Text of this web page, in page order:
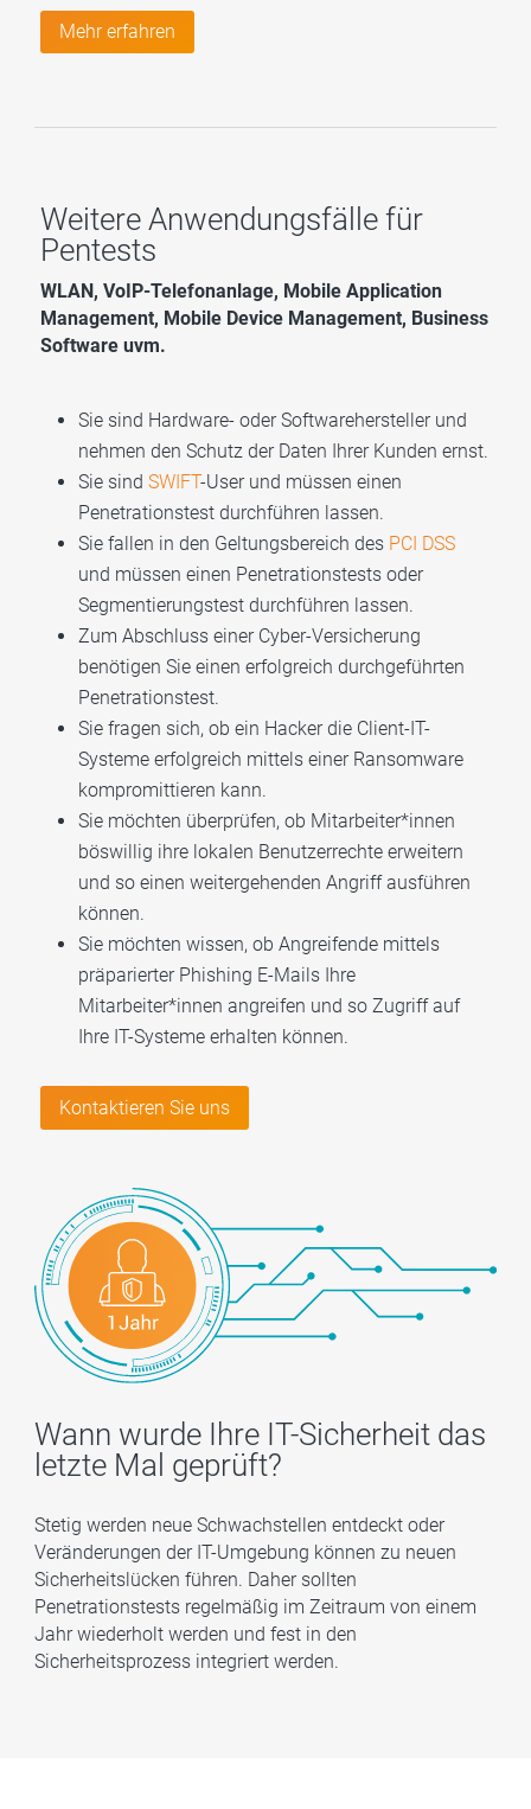
Mehr erfahren
Weitere Anwendungsfälle für
Pentests
WLAN, VoIP-Telefonanlage, Mobile Application
Management, Mobile Device Management, Business
Software uvm.
Sie sind Hardware- oder Softwarehersteller und
nehmen den Schutz der Daten Ihrer Kunden ernst.
Sie sind SWIFT-User und müssen einen
Penetrationstest durchführen lassen.
Sie fallen in den Geltungsbereich des PCI DSS
und müssen einen Penetrationstests oder
Segmentierungstest durchführen lassen.
Zum Abschluss einer Cyber-Versicherung
benötigen Sie einen erfolgreich durchgeführten
Penetrationstest.
Sie fragen sich, ob ein Hacker die Client-IT-
Systeme erfolgreich mittels einer Ransomware
kompromittieren kann.
Sie möchten überprüfen, ob Mitarbeiter*innen
böswillig ihre lokalen Benutzerrechte erweitern
und so einen weitergehenden Angriff ausführen
können.
Sie möchten wissen, ob Angreifende mittels
präparierter Phishing E-Mails Ihre
Mitarbeiter*innen angreifen und so Zugriff auf
Ihre IT-Systeme erhalten können.
Kontaktieren Sie uns
Wann wurde Ihre IT-Sicherheit das
letzte Mal geprüft?
Stetig werden neue Schwachstellen entdeckt oder
Veränderungen der IT-Umgebung können zu neuen
Sicherheitslücken führen. Daher sollten
Penetrationstests regelmäßig im Zeitraum von einem
Jahr wiederholt werden und fest in den
Sicherheitsprozess integriert werden.